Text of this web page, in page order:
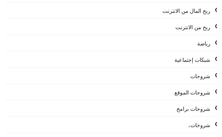
ربح المال من الانترنت
ربح من الانترنت
رياضة
شبكات إجتماعية
شروحات
شروحات الموقع
شروحات برامج
شروحات،